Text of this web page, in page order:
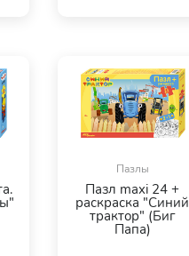
Пазлы
Пазл maxi 24 +
раскраска "Синий
трактор" (Биг
Папа)